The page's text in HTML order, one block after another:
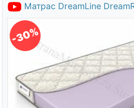
Матрас DreamLine
-30%